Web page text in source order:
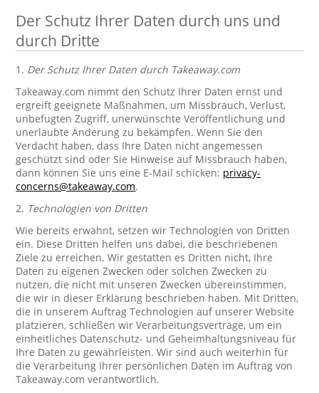
Der Schutz Ihrer Daten durch uns und
durch Dritte
1. Der Schutz Ihrer Daten durch Takeaway.com
Takeaway.com nimmt den Schutz Ihrer Daten ernst und
ergreift geeignete Maßnahmen, um Missbrauch, Verlust,
unbefugten Zugriff, unerwünschte Veröffentlichung und
unerlaubte Änderung zu bekämpfen. Wenn Sie den
Verdacht haben, dass Ihre Daten nicht angemessen
geschützt sind oder Sie Hinweise auf Missbrauch haben,
dann können Sie uns eine E-Mail schicken: privacy-
concerns@takeaway.com.
2. Technologien von Dritten
Wie bereits erwähnt, setzen wir Technologien von Dritten
ein. Diese Dritten helfen uns dabei, die beschriebenen
Ziele zu erreichen. Wir gestatten es Dritten nicht, Ihre
Daten zu eigenen Zwecken oder solchen Zwecken zu
nutzen, die nicht mit unseren Zwecken übereinstimmen,
die wir in dieser Erklärung beschrieben haben. Mit Dritten,
die in unserem Auftrag Technologien auf unserer Website
platzieren, schließen wir Verarbeitungsverträge, um ein
einheitliches Datenschutz- und Geheimhaltungsniveau für
Ihre Daten zu gewährleisten. Wir sind auch weiterhin für
die Verarbeitung Ihrer persönlichen Daten im Auftrag von
Takeaway.com verantwortlich.